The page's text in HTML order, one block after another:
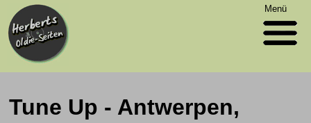
Menü
Tune Up - Antwerpen,